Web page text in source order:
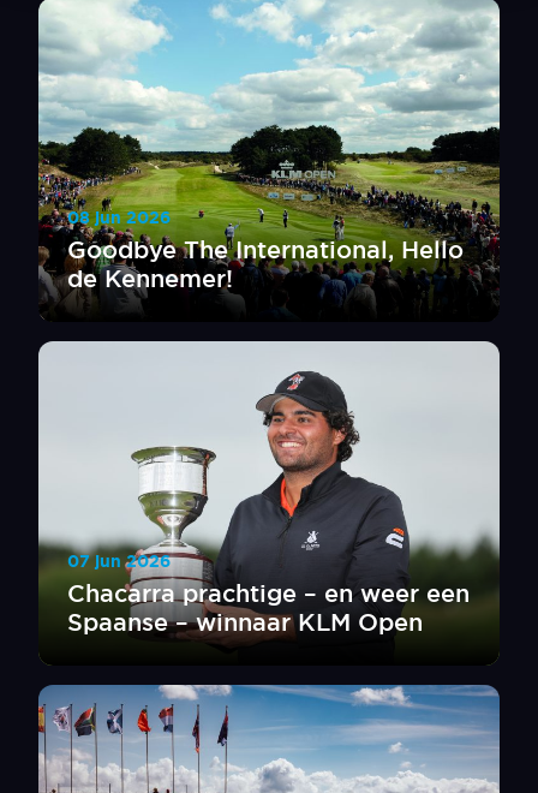
Goodbye The International, Hello
de Kennemer!
08 jun 2026
Chacarra prachtige – en weer een
Spaanse – winnaar KLM Open
07 jun 2026